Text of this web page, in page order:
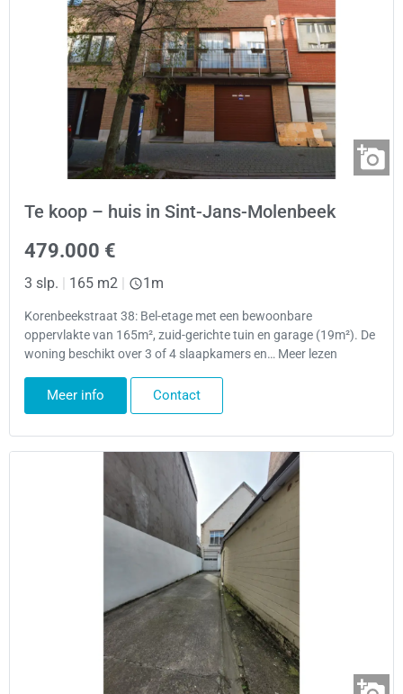
Te koop – huis in Sint-Jans-Molenbeek
479.000 €
3 slp. | 165 m2 | 1m
Korenbeekstraat 38: Bel-etage met een bewoonbare
oppervlakte van 165m², zuid-gerichte tuin en garage (19m²). De
woning beschikt over 3 of 4 slaapkamers en… Meer lezen
Meer info Contact